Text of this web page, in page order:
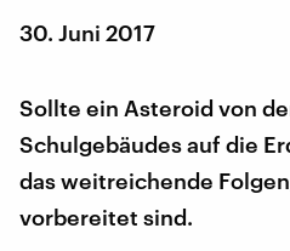
30. Juni 2017
Sollte ein Asteroid von
Schulgebäudes auf die
das weitreichende
vorbereitet sind.